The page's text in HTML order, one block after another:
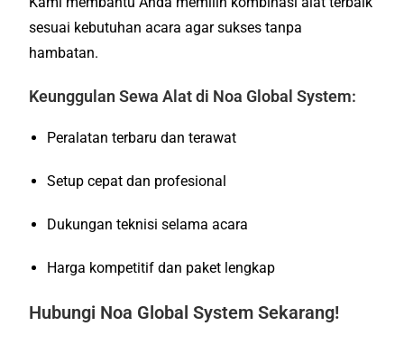
sesuai kebutuhan acara agar sukses tanpa
hambatan.
Keunggulan Sewa Alat di Noa Global System:
Peralatan terbaru dan terawat
Setup cepat dan profesional
Dukungan teknisi selama acara
Harga kompetitif dan paket lengkap
Hubungi Noa Global System Sekarang!